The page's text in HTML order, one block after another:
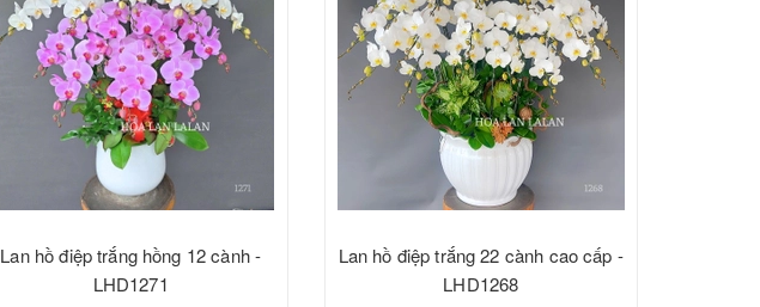
Lan hồ điệp trắng hồng 12 cành -
LHD1271
Lan hồ điệp trắng 22 cành cao cấp -
LHD1268